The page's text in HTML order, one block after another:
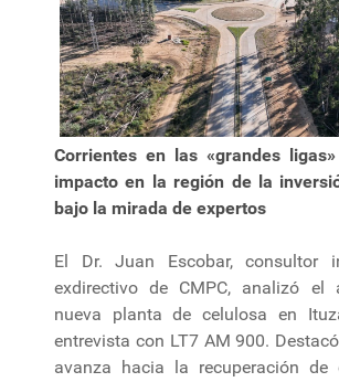
Corrientes en las «grandes
impacto en la región de la
bajo la mirada de expertos
El Dr. Juan Escobar, consultor
exdirectivo de CMPC, analizó el
nueva planta de celulosa en
entrevista con LT7 AM 900.
avanza hacia la recuperación de